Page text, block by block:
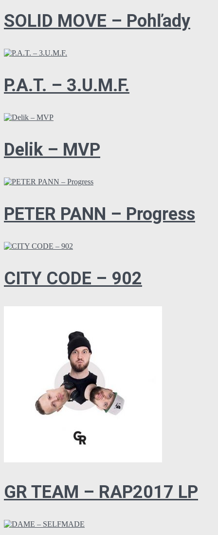
SOLID MOVE – Pohľady
P.A.T. – 3.U.M.F.
Delik – MVP
PETER PANN – Progress
CITY CODE – 902
GR TEAM – RAP2017 LP